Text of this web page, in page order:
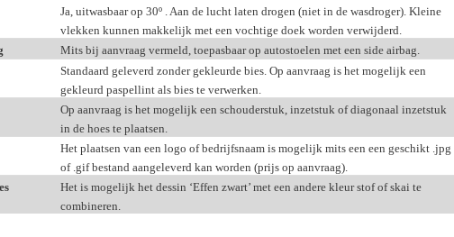
Ja, uitwasbaar op 30º . Aan de lucht laten drogen (niet in de wasdroger). Kleine
vlekken kunnen makkelijk met een vochtige doek worden verwijderd.
Mits bij aanvraag vermeld, toepasbaar op autostoelen met een side airbag.
Standaard geleverd zonder gekleurde bies. Op aanvraag is het mogelijk een
gekleurd paspellint als bies te verwerken.
Op aanvraag is het mogelijk een schouderstuk, inzetstuk of diagonaal inzetstuk
in de hoes te plaatsen.
Het plaatsen van een logo of bedrijfsnaam is mogelijk mits een een geschikt .jpg
of .gif bestand aangeleverd kan worden (prijs op aanvraag).
Het is mogelijk het dessin ‘Effen zwart’ met een andere kleur stof of skai te
combineren.